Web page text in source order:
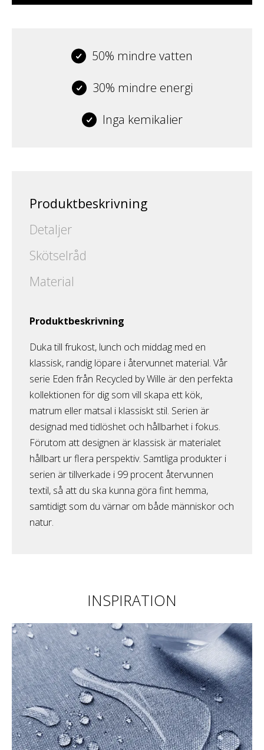
50% mindre vatten
30% mindre energi
Inga kemikalier
Produktbeskrivning
Detaljer
Skötselråd
Material
Produktbeskrivning
Duka till frukost, lunch och middag med en
klassisk, randig löpare i återvunnet material. Vår
serie Eden från Recycled by Wille är den perfekta
kollektionen för dig som vill skapa ett kök,
matrum eller matsal i klassiskt stil. Serien är
designad med tidlöshet och hållbarhet i fokus.
Förutom att designen är klassisk är materialet
hållbart ur flera perspektiv. Samtliga produkter i
serien är tillverkade i 99 procent återvunnen
textil, så att du ska kunna göra fint hemma,
samtidigt som du värnar om både människor och
natur.
INSPIRATION